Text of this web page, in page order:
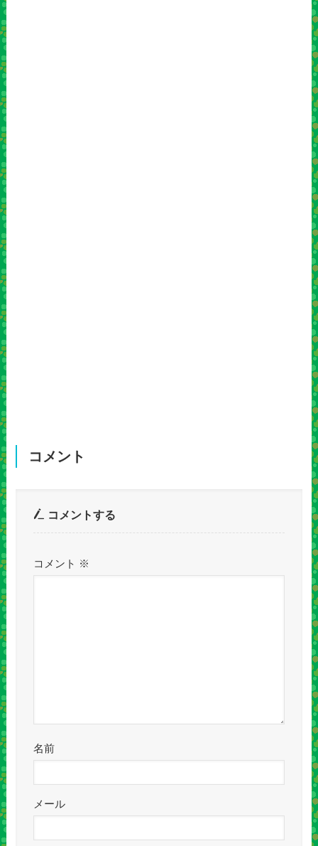
コメント
コメントする
コメント ※
名前
メール